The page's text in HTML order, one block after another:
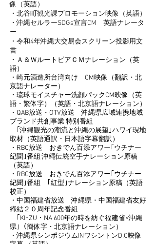
像（英語）
・ 北谷町観光課プロモーション映像（英語）
・沖縄セルラーSDGs宣言CM 英語ナレータ
ー
・ 令和4年沖縄大交易会スクリーン投影用文
書
・Ａ＆ＷルートビアＣＭナレーション（英
語）
・崎元酒造所台湾向け CM映像（翻訳・北
京語ナレーター）
・琉球モイスチャー洗顔パックCM映像（英
語・繁体字）（英語・北京語ナレーション）
・QAB放送・OTV放送 沖縄県広域連携地域
ブランド共創事業 特別番組
｢沖縄観光の潮流と沖縄の展望｣ハワイ現地
取材（英語通訳・日本語字幕翻訳）
・RBC放送 おきでん百添アワー｢ウチナー
紀聞｣番組 沖縄伝統空手ナレーション原稿
（英語）
・RBC放送 おきでん百添アワー｢ウチナー
紀聞｣番組 ｢紅型｣ナレーション原稿（英語
校正）
・中国福建省放送 沖縄県・中国福建省友好
締結２０周年記念番組
｢KI･ZU・NA 600年の時を紡ぐ福建省×沖縄
県｣（簡体字・北京語ナレーション）
・沖縄県シンポジウムINワシントンD.C映像